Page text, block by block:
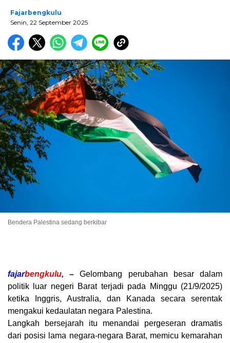
Fajarbengkulu
Senin, 22 September 2025
Bendera Palestina sedang berkibar
fajarbengkulu, – Gelombang perubahan besar dalam
politik luar negeri Barat terjadi pada Minggu (21/9/2025)
ketika Inggris, Australia, dan Kanada secara serentak
mengakui kedaulatan negara Palestina.
Langkah bersejarah itu menandai pergeseran dramatis
dari posisi lama negara-negara Barat, memicu kemarahan